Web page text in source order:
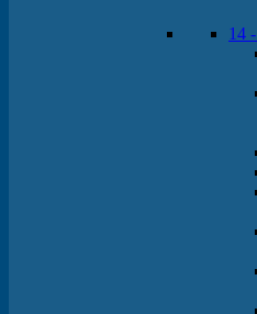
14